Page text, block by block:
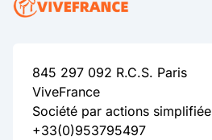
845 297 092 R.C.S. Paris
ViveFrance
Société par actions simplifiée
+33(0)953795497